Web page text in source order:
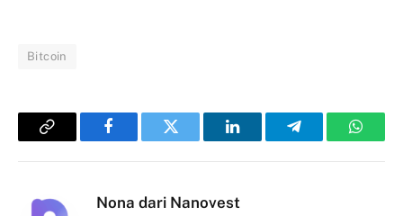
Bitcoin
Copy
FacebookTwitter LinkedInTelegram
Nona dari Nanovest